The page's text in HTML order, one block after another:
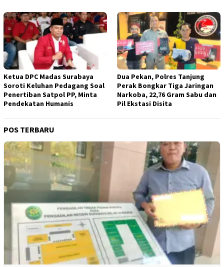
Ketua DPC Madas Surabaya
Soroti Keluhan Pedagang Soal
Penertiban Satpol PP, Minta
Pendekatan Humanis
Dua Pekan, Polres Tanjung
Perak Bongkar Tiga Jaringan
Narkoba, 22,76 Gram Sabu dan
Pil Ekstasi Disita
POS TERBARU